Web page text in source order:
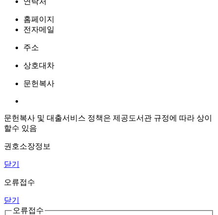
홈페이지
전자메일
주소
상호대차
문헌복사
문헌복사 및 대출서비스 정책은 제공도서관 규정에 따라 상이
할수 있음
권호소장정보
닫기
오류접수
닫기
오류접수